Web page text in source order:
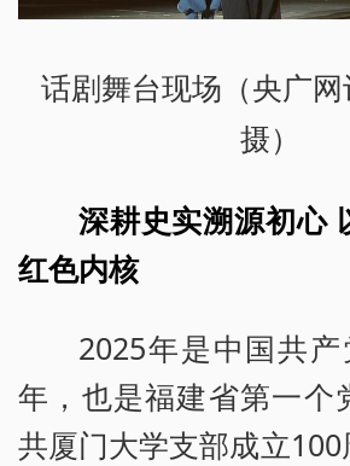
话剧舞台现场（央广网
摄）
深耕史实溯源初心
红色内核
2025年是中国共
年，也是福建省第一
共厦门大学支部成立